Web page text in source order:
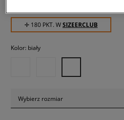
✛ 180 PKT. WSIZEERCLUB
Kolor: biały
Wybierz rozmiar